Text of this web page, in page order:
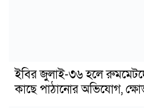
ইবির জুলাই-৩৬ হলে
কাছে পাঠানোর অভিযোগ,